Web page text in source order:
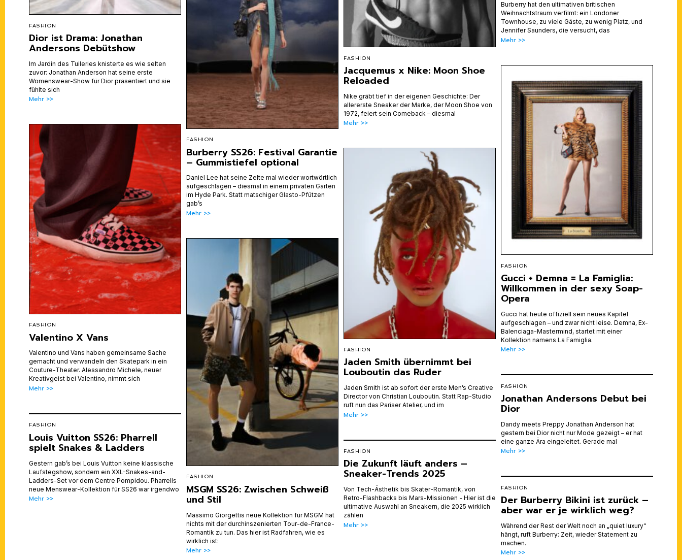
Burberry hat den ultimativen britischen
Weihnachtstraum verfilmt: ein Londoner
Townhouse, zu viele Gäste, zu wenig Platz, und
Jennifer Saunders, die versucht, das
Mehr >>
FASHION
Dior ist Drama: Jonathan
Andersons Debütshow
Im Jardin des Tuileries knisterte es wie selten
zuvor: Jonathan Anderson hat seine erste
Womenswear-Show für Dior präsentiert und sie
fühlte sich
Mehr >>
FASHION
Jacquemus x Nike: Moon Shoe
Reloaded
Nike gräbt tief in der eigenen Geschichte: Der
allererste Sneaker der Marke, der Moon Shoe von
1972, feiert sein Comeback – diesmal
Mehr >>
FASHION
Burberry SS26: Festival Garantie
– Gummistiefel optional
Daniel Lee hat seine Zelte mal wieder wortwörtlich
aufgeschlagen – diesmal in einem privaten Garten
im Hyde Park. Statt matschiger Glasto-Pfützen
gab’s
Mehr >>
FASHION
Gucci + Demna = La Famiglia:
Willkommen in der sexy Soap-
Opera
Gucci hat heute offiziell sein neues Kapitel
aufgeschlagen – und zwar nicht leise. Demna, Ex-
Balenciaga-Mastermind, startet mit einer
Kollektion namens La Famiglia.
Mehr >>
FASHION
Valentino X Vans
Valentino und Vans haben gemeinsame Sache
gemacht und verwandeln den Skatepark in ein
Couture-Theater. Alessandro Michele, neuer
Kreativgeist bei Valentino, nimmt sich
Mehr >>
FASHION
Jaden Smith übernimmt bei
Louboutin das Ruder
Jaden Smith ist ab sofort der erste Men’s Creative
Director von Christian Louboutin. Statt Rap-Studio
ruft nun das Pariser Atelier, und im
Mehr >>
FASHION
MSGM SS26: Zwischen Schweiß
und Stil
Massimo Giorgettis neue Kollektion für MSGM hat
nichts mit der durchinszenierten Tour-de-France-
Romantik zu tun. Das hier ist Radfahren, wie es
wirklich ist:
Mehr >>
FASHION
Jonathan Andersons Debut bei
Dior
Dandy meets Preppy Jonathan Anderson hat
gestern bei Dior nicht nur Mode gezeigt – er hat
eine ganze Ära eingeleitet. Gerade mal
Mehr >>
FASHION
Louis Vuitton SS26: Pharrell
spielt Snakes & Ladders
Gestern gab’s bei Louis Vuitton keine klassische
Laufstegshow, sondern ein XXL-Snakes-and-
Ladders-Set vor dem Centre Pompidou. Pharrells
neue Menswear-Kollektion für SS26 war irgendwo
Mehr >>
FASHION
Die Zukunft läuft anders –
Sneaker-Trends 2025
Von Tech-Ästhetik bis Skater-Romantik, von
Retro-Flashbacks bis Mars-Missionen - Hier ist die
ultimative Auswahl an Sneakern, die 2025 wirklich
zählen
Mehr >>
FASHION
Der Burberry Bikini ist zurück –
aber war er je wirklich weg?
Während der Rest der Welt noch an „quiet luxury“
hängt, ruft Burberry: Zeit, wieder Statement zu
machen.
Mehr >>